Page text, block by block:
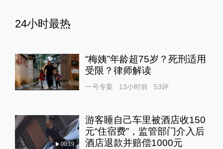
24小时最热
“梅姨”年龄超75岁？死刑适用
受限？律师解读
一号专案 13小时前 53评
00:19
游客睡自己车里被酒店收150
元“住宿费”，监管部门介入后
酒店退款并赔偿1000元